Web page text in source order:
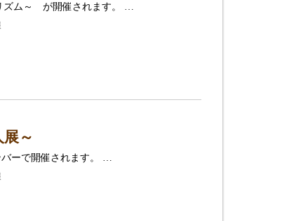
ズム～ が開催されます。 …
～
ーで開催されます。 …